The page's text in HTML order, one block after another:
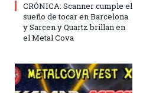
CRÓNICA: Scanner cumple el
sueño de tocar en Barcelona
y Sarcen y Quartz brillan en
el Metal Cova